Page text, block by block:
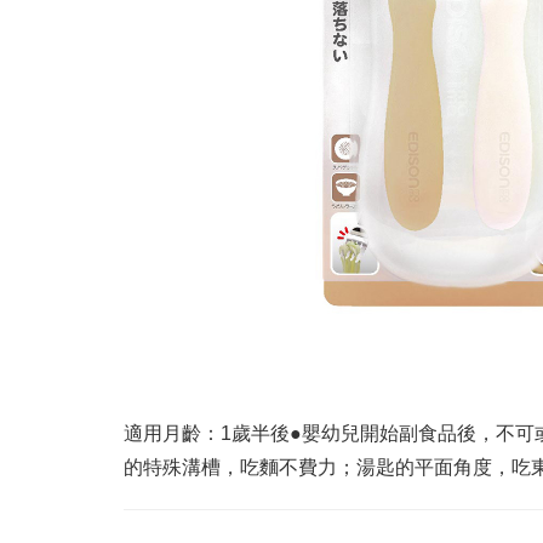
適用月齡：1歲半後●嬰幼兒開始副食品後，不
的特殊溝槽，吃麵不費力；湯匙的平面角度，